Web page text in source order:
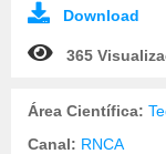
Download
365
Área Científica:
Canal: RNCA